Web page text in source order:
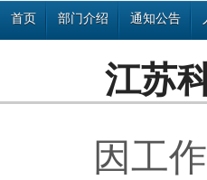
首页 部门介绍 通知公告
江苏
因工